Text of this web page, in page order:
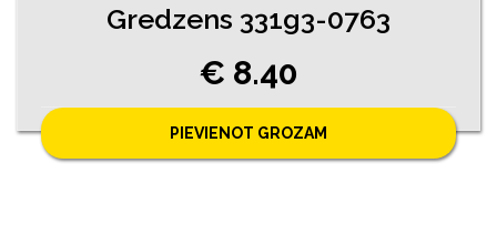
Gredzens 331g3-0763
€ 8.40
PIEVIENOT GROZAM